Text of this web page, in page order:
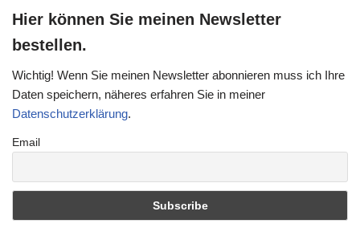
Hier können Sie meinen Newsletter
bestellen.
Wichtig! Wenn Sie meinen Newsletter abonnieren muss ich Ihre
Daten speichern, näheres erfahren Sie in meiner
Datenschutzerklärung.
Email